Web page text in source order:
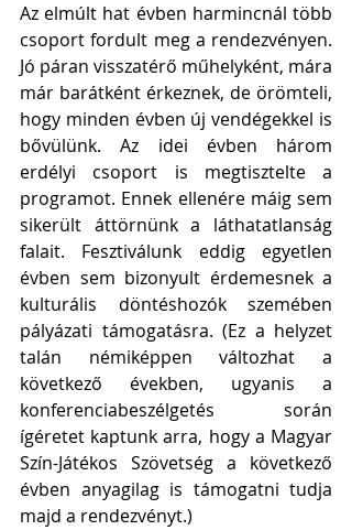
Az elmúlt hat évben harmincnál több
csoport fordult meg a rendezvényen.
Jó páran visszatérő műhelyként, mára
már barátként érkeznek, de örömteli,
hogy minden évben új vendégekkel is
bővülünk. Az idei évben három
erdélyi csoport is megtisztelte a
programot. Ennek ellenére máig sem
sikerült áttörnünk a láthatatlanság
falait. Fesztiválunk eddig egyetlen
évben sem bizonyult érdemesnek a
kulturális döntéshozók szemében
pályázati támogatásra. (Ez a helyzet
talán némiképpen változhat a
következő években, ugyanis a
konferenciabeszélgetés során
ígéretet kaptunk arra, hogy a Magyar
Szín-Játékos Szövetség a következő
évben anyagilag is támogatni tudja
majd a rendezvényt.)